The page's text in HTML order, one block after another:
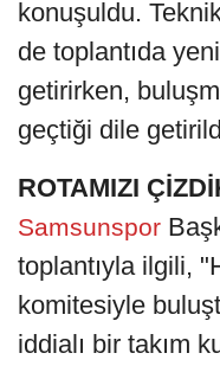
konuşuldu.
de toplantıda
getirirken,
geçtiği dile
ROTAMIZI
Samsunspor
toplantıyla ilgili,
komitesiyle
iddialı bir takım